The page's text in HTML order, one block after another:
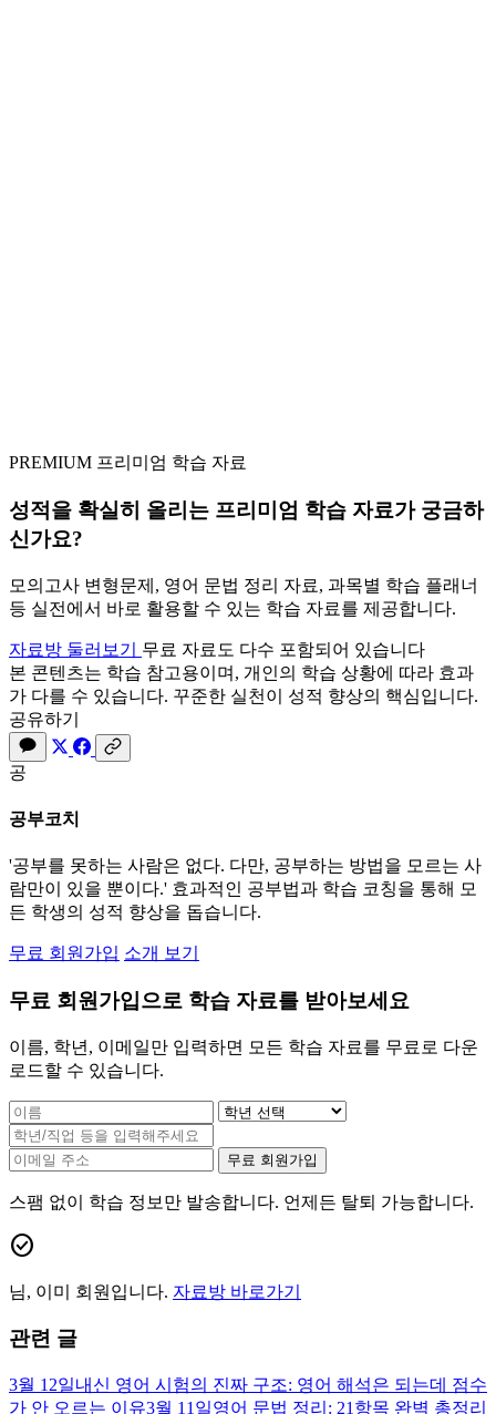
PREMIUM 프리미엄 학습 자료
성적을 확실히 올리는 프리미엄 학습 자료가 궁금하
신가요?
모의고사 변형문제, 영어 문법 정리 자료, 과목별 학습 플래너
등 실전에서 바로 활용할 수 있는 학습 자료를 제공합니다.
자료방 둘러보기 무료 자료도 다수 포함되어 있습니다
본 콘텐츠는 학습 참고용이며, 개인의 학습 상황에 따라 효과
가 다를 수 있습니다. 꾸준한 실천이 성적 향상의 핵심입니다.
공유하기
공
공부코치
'공부를 못하는 사람은 없다. 다만, 공부하는 방법을 모르는 사
람만이 있을 뿐이다.' 효과적인 공부법과 학습 코칭을 통해 모
든 학생의 성적 향상을 돕습니다.
무료 회원가입 소개 보기
무료 회원가입으로 학습 자료를 받아보세요
이름, 학년, 이메일만 입력하면 모든 학습 자료를 무료로 다운
로드할 수 있습니다.
무료 회원가입
스팸 없이 학습 정보만 발송합니다. 언제든 탈퇴 가능합니다.
check_circle
님, 이미 회원입니다. 자료방 바로가기
관련 글
3월 12일내신 영어 시험의 진짜 구조: 영어 해석은 되는데 점수
가 안 오르는 이유3월 11일영어 문법 정리: 21항목 완벽 총정리